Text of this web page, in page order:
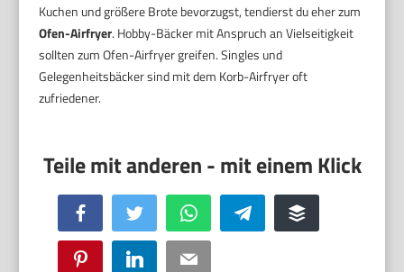
Kuchen und größere Brote bevorzugst, tendierst du eher zum
Ofen-Airfryer. Hobby-Bäcker mit Anspruch an Vielseitigkeit
sollten zum Ofen-Airfryer greifen. Singles und
Gelegenheitsbäcker sind mit dem Korb-Airfryer oft
zufriedener.
Facebook Twitter WhatsApp Telegram Buffer
Pinterest LinkedIn Email